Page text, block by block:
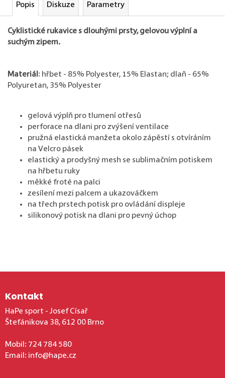
Popis Diskuze Parametry
Cyklistické rukavice s dlouhými prsty, gelovou výplní a
suchým zipem.
Materiál : hřbet - 85% Polyester, 15% Elastan; dlaň - 65%
Polyuretan, 35% Polyester
gelová výplň pro tlumení otřesů
perforace na dlani pro zvýšení ventilace
pružná elastická manžeta okolo zápěstí s otvíráním
na Velcro pásek
elastický a prodyšný mesh se sublimačním potiskem
na hřbetu ruky
měkké froté na palci
zesílení mezi palcem a ukazováčkem
na třech prstech potisk pro ovládání displeje
silikonový potisk na dlani pro pevný úchop
Zápatí
Kontakt
HaPe sport - Josef Císař
Štefánikova 38, 612 00 Brno
Mobil: 724 784 580
Email: info@hape.cz